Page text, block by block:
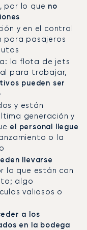
por lo que no
y en el control
para pasajeros
la flota de jets
para trabajar,
pueden ser
y están
generación y
el personal llegue
o la
llevarse
lo que están con
algo
valiosos o
a los
en la bodega